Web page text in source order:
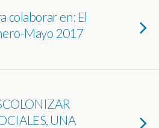
colaborar en: El
Mayo 2017
UNA